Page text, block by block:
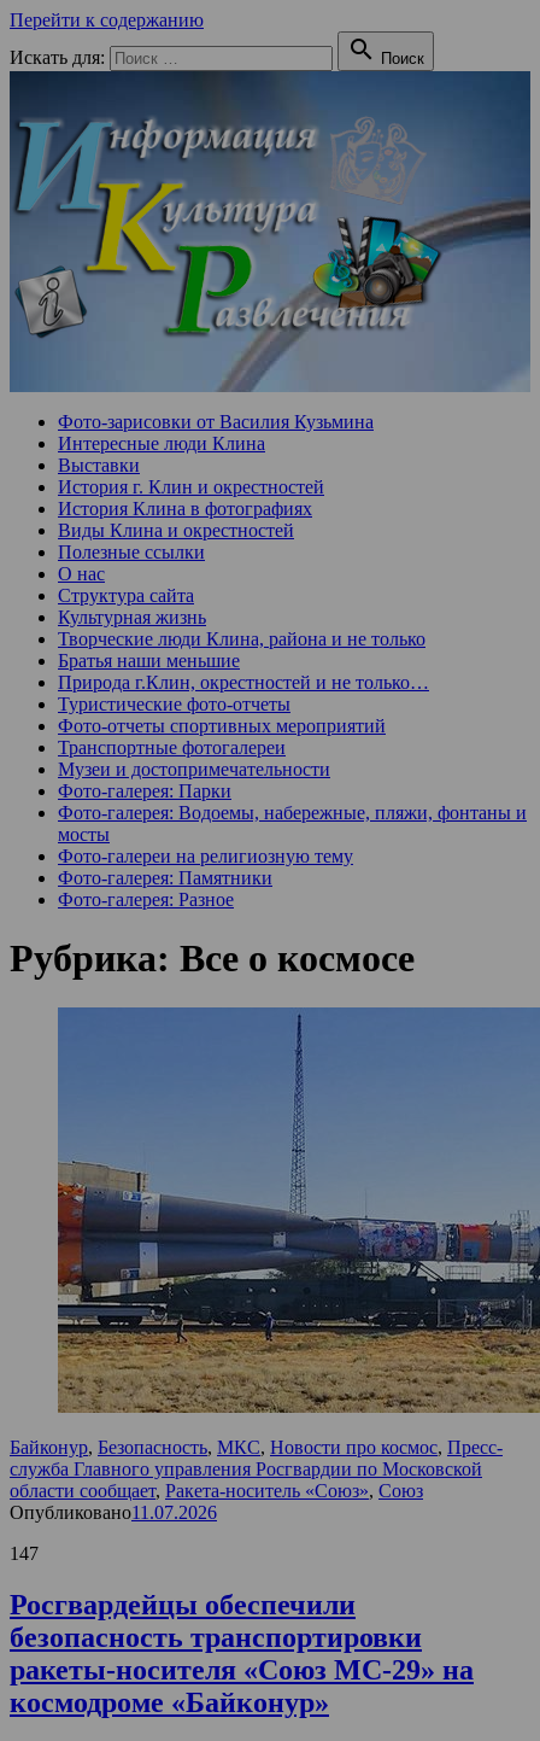
Перейти к содержанию
Искать для:
 Поиск
Фото-зарисовки от Василия Кузьмина
Интересные люди Клина
Выставки
История г. Клин и окрестностей
История Клина в фотографиях
Виды Клина и окрестностей
Полезные ссылки
О нас
Структура сайта
Культурная жизнь
Творческие люди Клина, района и не только
Братья наши меньшие
Природа г.Клин, окрестностей и не только…
Туристические фото-отчеты
Фото-отчеты спортивных мероприятий
Транспортные фотогалереи
Музеи и достопримечательности
Фото-галерея: Парки
Фото-галерея: Водоемы, набережные, пляжи, фонтаны и
мосты
Фото-галереи на религиозную тему
Фото-галерея: Памятники
Фото-галерея: Разное
Рубрика: Все о космосе
Байконур, Безопасность, МКС, Новости про космос, Пресс-
служба Главного управления Росгвардии по Московской
области сообщает, Ракета-носитель «Союз», Союз
Опубликовано11.07.2026
147
Росгвардейцы обеспечили
безопасность транспортировки
ракеты-носителя «Союз МС-29» на
космодроме «Байконур»